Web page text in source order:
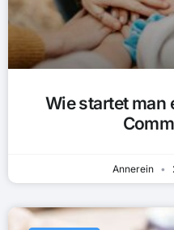
Wie startet man
Annerein